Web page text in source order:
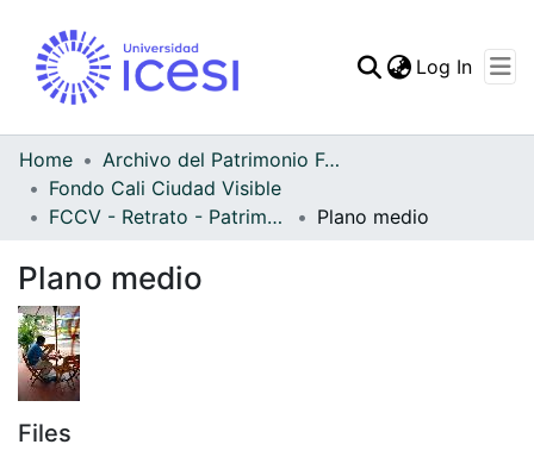
Log In
Home
Archivo del Patrimonio Fotográfico y Fílmico del Valle del Cauca
Fondo Cali Ciudad Visible
FCCV - Retrato - Patrimonial
Plano medio
Plano medio
Files